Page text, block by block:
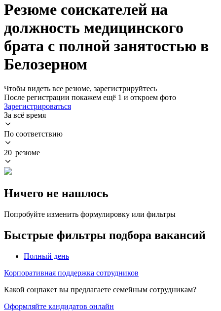
Резюме соискателей на
должность медицинского
брата с полной занятостью в
Белозерном
Чтобы видеть все резюме, зарегистрируйтесь
После регистрации покажем ещё 1 и откроем фото
Зарегистрироваться
За всё время
По соответствию
20 резюме
Ничего не нашлось
Попробуйте изменить формулировку или фильтры
Быстрые фильтры подбора вакансий
Полный день
Корпоративная поддержка сотрудников
Какой соцпакет вы предлагаете семейным сотрудникам?
Оформляйте кандидатов онлайн